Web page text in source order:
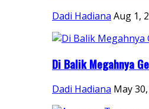
Dadi Hadiana Aug 1,
Di Balik Megahnya
Dadi Hadiana May